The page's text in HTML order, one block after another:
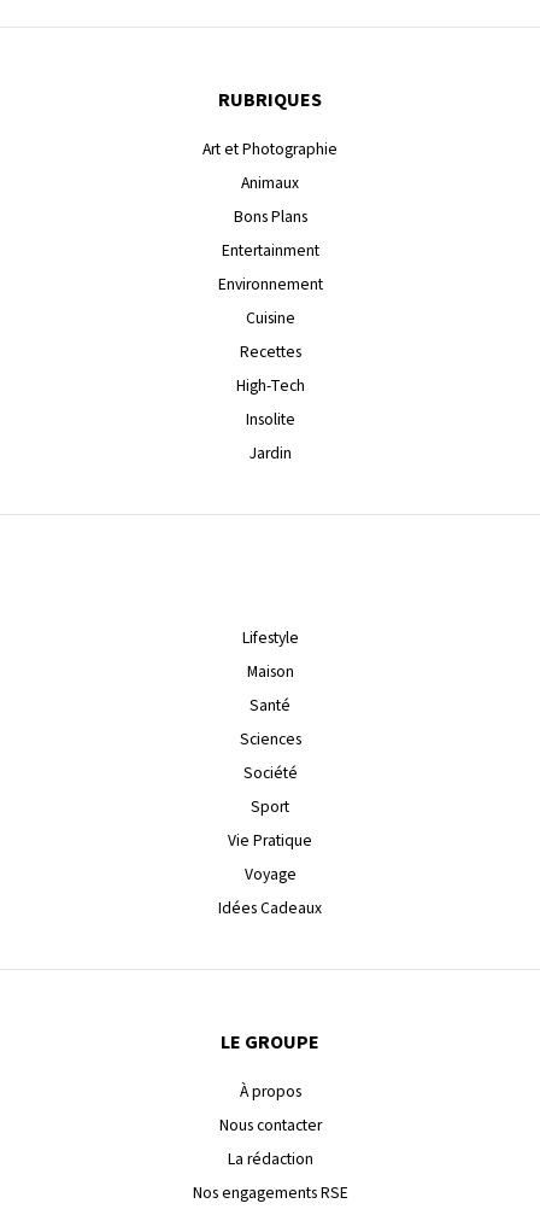
RUBRIQUES
Art et Photographie
Animaux
Bons Plans
Entertainment
Environnement
Cuisine
Recettes
High-Tech
Insolite
Jardin
Lifestyle
Maison
Santé
Sciences
Société
Sport
Vie Pratique
Voyage
Idées Cadeaux
LE GROUPE
À propos
Nous contacter
La rédaction
Nos engagements RSE